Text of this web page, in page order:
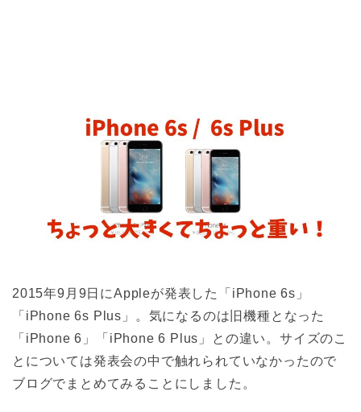
2015年9月9日にAppleが発表した「iPhone 6s」
「iPhone 6s Plus」。気になるのは旧機種となった
「iPhone 6」「iPhone 6 Plus」との違い。サイズのこ
とについては発表会の中で触れられていなかったので
ブログでまとめてみることにしました。